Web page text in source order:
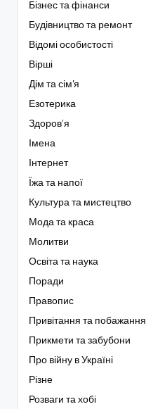
Бізнес та фінанси
Будівництво та ремонт
Відомі особистості
Вірші
Дім та сім'я
Езотерика
Здоров’я
Імена
Інтернет
Їжа та напої
Культура та мистецтво
Мода та краса
Молитви
Освіта та наука
Поради
Правопис
Привітання та побажання
Прикмети та забубони
Про війну в Україні
Різне
Розваги та хобі